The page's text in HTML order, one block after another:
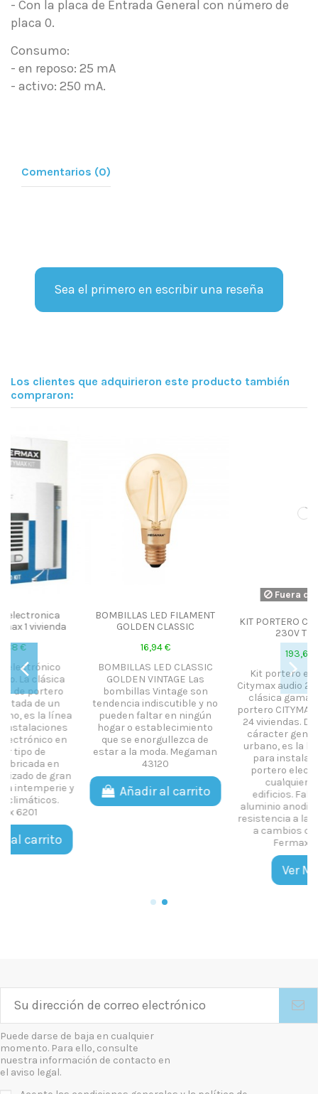
- Con la placa de Entrada General con número de
placa 0.
Consumo:
- en reposo: 25 mA
- activo: 250 mA.
Comentarios (0)
Sea el primero en escribir una reseña
Los clientes que adquirieron este producto también
compraron:
BOMBILLAS LED FILAMENT
GOLDEN CLASSIC
BOMBILLAS LED CLASSIC
GOLDEN VINTAGE Las
bombillas Vintage son
tendencia indiscutible y no
pueden faltar en ningún
hogar o establecimiento
que se enorgullezca de
estar a la moda. Megaman
Añadir al carrito
Fuera de stock
KIT PORTERO CITYMAX 2L AG
Kit portero electrónico
Citymax audio 2 viviendas. La
clásica gama de kits de
portero CITYMAX llega hasta
24 viviendas. Dotada de un
cáracter genuinamente
urbano, es la línea idónea
para instalaciones de
portero electrónico en
cualquier tipo de
edificios. Fabricada en
aluminio anodizado de gran
resistencia a la intemperie y
a cambios climáticos.
Puede darse de baja en cualquier
momento. Para ello, consulte
nuestra información de contacto en
el aviso legal.